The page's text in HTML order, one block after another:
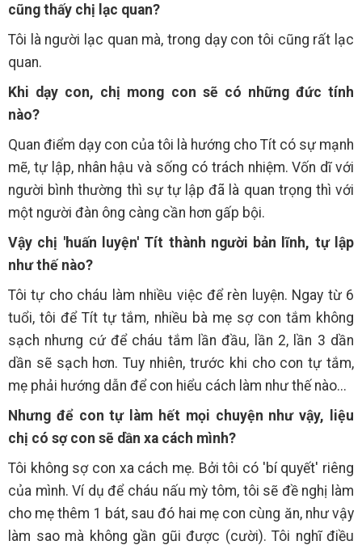
cũng thấy chị lạc quan?
Tôi là người lạc quan mà, trong dạy con tôi cũng rất lạc
quan.
Khi dạy con, chị mong con sẽ có những đức tính
nào?
Quan điểm dạy con của tôi là hướng cho Tít có sự mạnh
mẽ, tự lập, nhân hậu và sống có trách nhiệm. Vốn dĩ với
người bình thường thì sự tự lập đã là quan trọng thì với
một người đàn ông càng cần hơn gấp bội.
Vậy chị 'huấn luyện' Tít thành người bản lĩnh, tự lập
như thế nào?
Tôi tự cho cháu làm nhiều việc để rèn luyện. Ngay từ 6
tuổi, tôi để Tít tự tắm, nhiều bà mẹ sợ con tắm không
sạch nhưng cứ để cháu tắm lần đầu, lần 2, lần 3 dần
dần sẽ sạch hơn. Tuy nhiên, trước khi cho con tự tắm,
mẹ phải hướng dẫn để con hiểu cách làm như thế nào...
Nhưng để con tự làm hết mọi chuyện như vậy, liệu
chị có sợ con sẽ dần xa cách mình?
Tôi không sợ con xa cách mẹ. Bởi tôi có 'bí quyết' riêng
của mình. Ví dụ để cháu nấu mỳ tôm, tôi sẽ đề nghị làm
cho mẹ thêm 1 bát, sau đó hai mẹ con cùng ăn, như vậy
làm sao mà không gần gũi được (cười). Tôi nghĩ điều